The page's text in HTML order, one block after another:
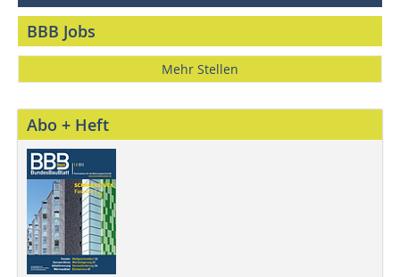
BBB Jobs
Mehr Stellen
Abo + Heft